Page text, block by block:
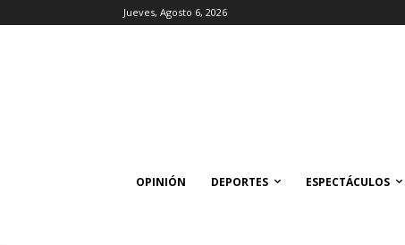
Jueves, Agosto 6, 2026
OPINIÓN DEPORTES ESPECTÁCULOS